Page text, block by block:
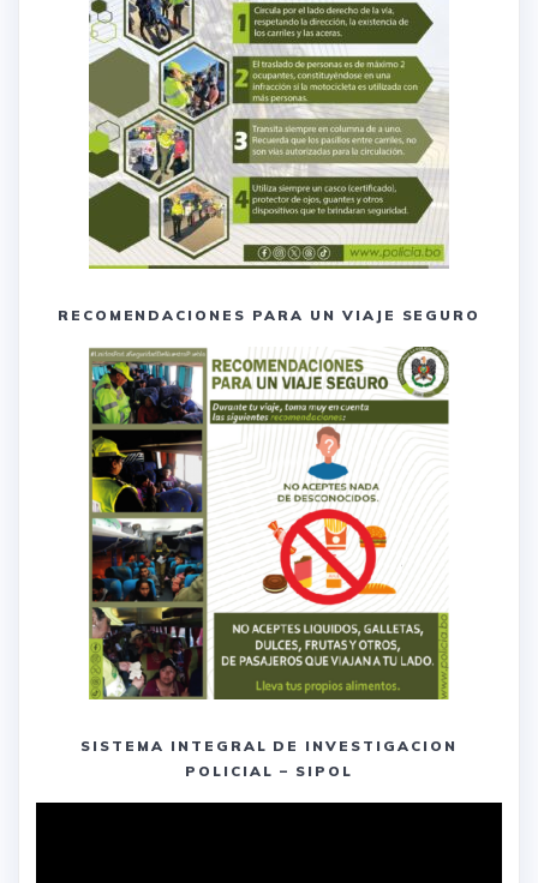
RECOMENDACIONES PARA UN VIAJE SEGURO
SISTEMA INTEGRAL DE INVESTIGACION
POLICIAL – SIPOL